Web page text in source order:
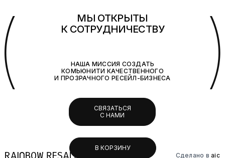
В КОРЗИНУ
МЫ ОТКРЫТЫ
К СОТРУДНИЧЕСТВУ
НАША МИССИЯ СОЗДАТЬ
КОМЬЮНИТИ КАЧЕСТВЕННОГО
И ПРОЗРАЧНОГО РЕСЕЙЛ-БИЗНЕСА
СВЯЗАТЬСЯ
С НАМИ
Сделано вaic